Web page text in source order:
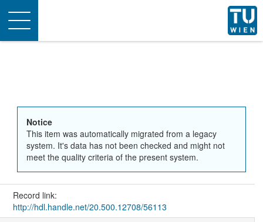
Toggle
navigation
Notice
This item was automatically migrated from a legacy
system. It's data has not been checked and might not
meet the quality criteria of the present system.
Record link:
http://hdl.handle.net/20.500.12708/56113